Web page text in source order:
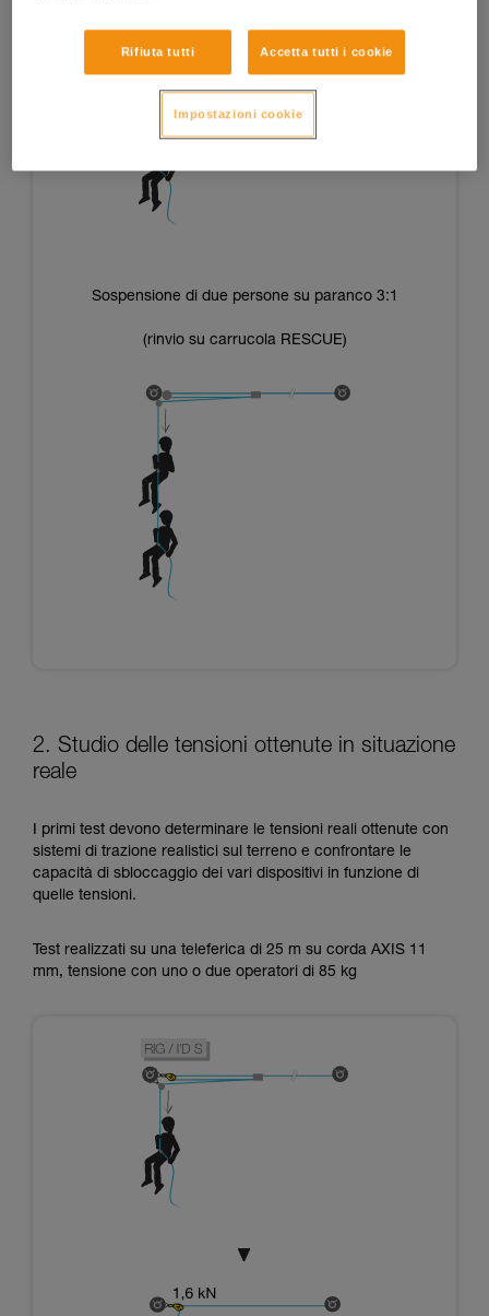
Sospensione di due persone su paranco 3:1
(rinvio su carrucola RESCUE)
2. Studio delle tensioni ottenute in situazione
reale
I primi test devono determinare le tensioni reali ottenute con
sistemi di trazione realistici sul terreno e confrontare le
capacità di sbloccaggio dei vari dispositivi in funzione di
quelle tensioni.
Test realizzati su una teleferica di 25 m su corda AXIS 11
mm, tensione con uno o due operatori di 85 kg
Rifiuta tutti Accetta tutti i cookie
Impostazioni cookie